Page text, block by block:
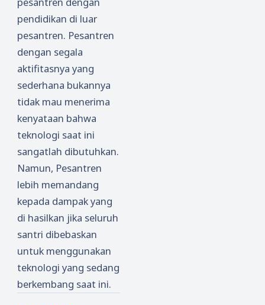
pendidikan di luar
pesantren. Pesantren
dengan segala
aktifitasnya yang
sederhana bukannya
tidak mau menerima
kenyataan bahwa
teknologi saat ini
sangatlah dibutuhkan.
Namun, Pesantren
lebih memandang
kepada dampak yang
di hasilkan jika seluruh
santri dibebaskan
untuk menggunakan
teknologi yang sedang
berkembang saat ini.